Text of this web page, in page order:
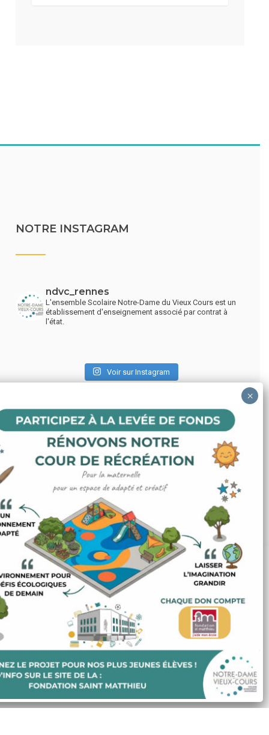
Nous utilisons des cookies pour optimiser notre site et nos services.
Accepter tout
Refuser
Préférences
NOTRE INSTAGRAM
ndvc_rennes
L'ensemble Scolaire Notre-Dame du Vieux Cours est un
établissement d'enseignement associé par contrat à
l'état.
Voir sur Instagram
LIENS UTILES
Infos pratiques
Projet d'établissement
Projet éducatif
Copyright © 2020 Ensemble Scolaire Notre-Dame Du Vieux
Cours |Mentions légales